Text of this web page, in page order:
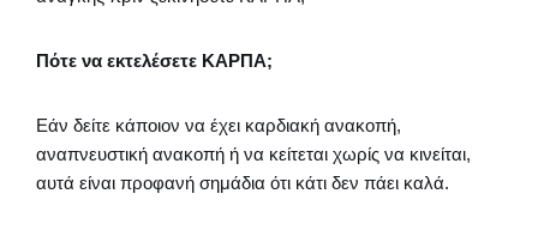
Πότε να εκτελέσετε ΚΑΡΠΑ;
Εάν δείτε κάποιον να έχει καρδιακή ανακοπή,
αναπνευστική ανακοπή ή να κείτεται χωρίς να κινείται,
αυτά είναι προφανή σημάδια ότι κάτι δεν πάει καλά.